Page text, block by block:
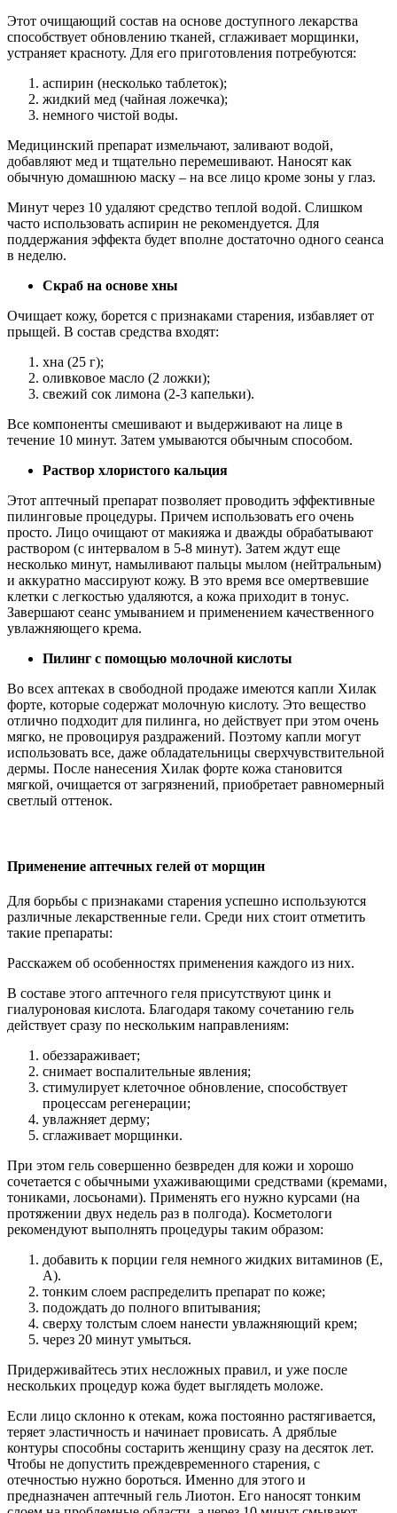
Этот очищающий состав на основе доступного лекарства
способствует обновлению тканей, сглаживает морщинки,
устраняет красноту. Для его приготовления потребуются:
аспирин (несколько таблеток);
жидкий мед (чайная ложечка);
немного чистой воды.
Медицинский препарат измельчают, заливают водой,
добавляют мед и тщательно перемешивают. Наносят как
обычную домашнюю маску – на все лицо кроме зоны у глаз.
Минут через 10 удаляют средство теплой водой. Слишком
часто использовать аспирин не рекомендуется. Для
поддержания эффекта будет вполне достаточно одного сеанса
в неделю.
Скраб на основе хны
Очищает кожу, борется с признаками старения, избавляет от
прыщей. В состав средства входят:
хна (25 г);
оливковое масло (2 ложки);
свежий сок лимона (2-3 капельки).
Все компоненты смешивают и выдерживают на лице в
течение 10 минут. Затем умываются обычным способом.
Раствор хлористого кальция
Этот аптечный препарат позволяет проводить эффективные
пилинговые процедуры. Причем использовать его очень
просто. Лицо очищают от макияжа и дважды обрабатывают
раствором (с интервалом в 5-8 минут). Затем ждут еще
несколько минут, намыливают пальцы мылом (нейтральным)
и аккуратно массируют кожу. В это время все омертвевшие
клетки с легкостью удаляются, а кожа приходит в тонус.
Завершают сеанс умыванием и применением качественного
увлажняющего крема.
Пилинг с помощью молочной кислоты
Во всех аптеках в свободной продаже имеются капли Хилак
форте, которые содержат молочную кислоту. Это вещество
отлично подходит для пилинга, но действует при этом очень
мягко, не провоцируя раздражений. Поэтому капли могут
использовать все, даже обладательницы сверхчувствительной
дермы. После нанесения Хилак форте кожа становится
мягкой, очищается от загрязнений, приобретает равномерный
светлый оттенок.
Применение аптечных гелей от морщин
Для борьбы с признаками старения успешно используются
различные лекарственные гели. Среди них стоит отметить
такие препараты:
Расскажем об особенностях применения каждого из них.
В составе этого аптечного геля присутствуют цинк и
гиалуроновая кислота. Благодаря такому сочетанию гель
действует сразу по нескольким направлениям:
обеззараживает;
снимает воспалительные явления;
стимулирует клеточное обновление, способствует
процессам регенерации;
увлажняет дерму;
сглаживает морщинки.
При этом гель совершенно безвреден для кожи и хорошо
сочетается с обычными ухаживающими средствами (кремами,
тониками, лосьонами). Применять его нужно курсами (на
протяжении двух недель раз в полгода). Косметологи
рекомендуют выполнять процедуры таким образом:
добавить к порции геля немного жидких витаминов (Е,
А).
тонким слоем распределить препарат по коже;
подождать до полного впитывания;
сверху толстым слоем нанести увлажняющий крем;
через 20 минут умыться.
Придерживайтесь этих несложных правил, и уже после
нескольких процедур кожа будет выглядеть моложе.
Если лицо склонно к отекам, кожа постоянно растягивается,
теряет эластичность и начинает провисать. А дряблые
контуры способны состарить женщину сразу на десяток лет.
Чтобы не допустить преждевременного старения, с
отечностью нужно бороться. Именно для этого и
предназначен аптечный гель Лиотон. Его наносят тонким